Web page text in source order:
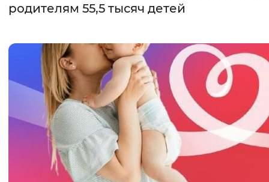
Интервал между буквами
Цвет сайта
Монохромный Инверсивный
Синий фон
Изображения
Включены Выключены
родителям 55,5 тысяч детей